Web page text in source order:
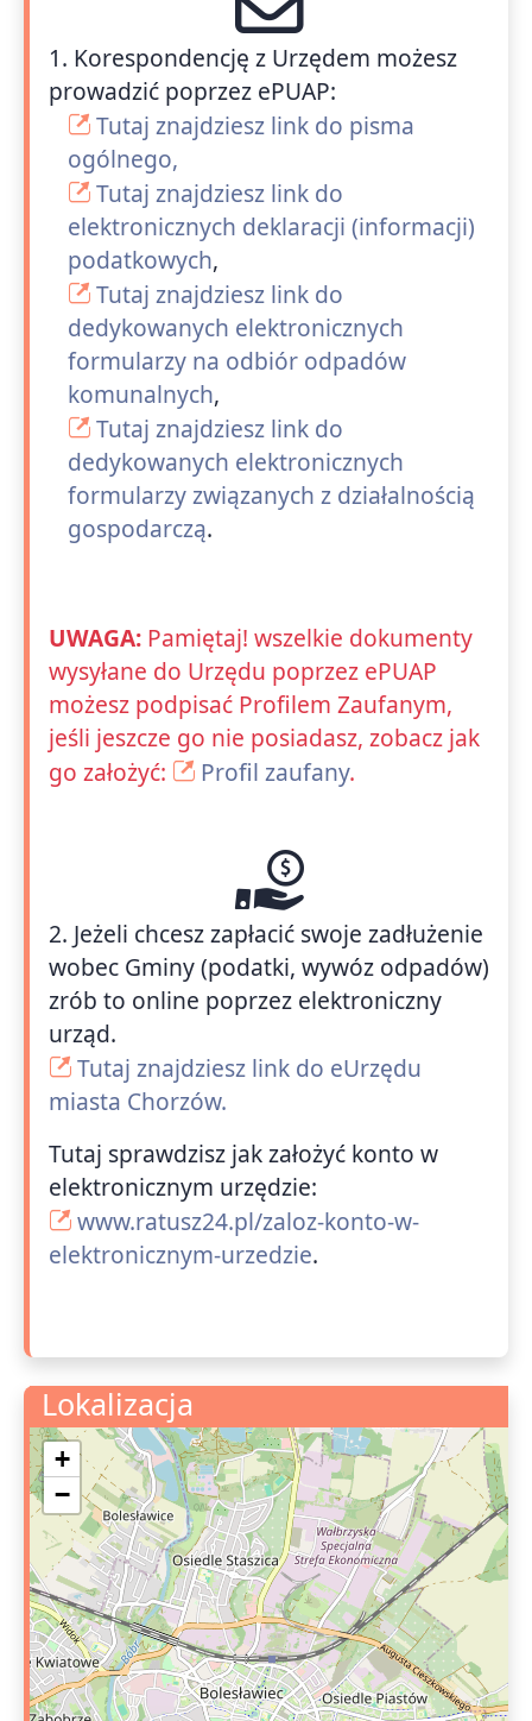
1. Korespondencję z Urzędem możesz
prowadzić poprzez ePUAP:
Tutaj znajdziesz link do pisma
ogólnego,
Tutaj znajdziesz link do
elektronicznych deklaracji (informacji)
podatkowych,
Tutaj znajdziesz link do
dedykowanych elektronicznych
formularzy na odbiór odpadów
komunalnych,
Tutaj znajdziesz link do
dedykowanych elektronicznych
formularzy związanych z działalnością
gospodarczą.
UWAGA: Pamiętaj! wszelkie dokumenty
wysyłane do Urzędu poprzez ePUAP
możesz podpisać Profilem Zaufanym,
jeśli jeszcze go nie posiadasz, zobacz jak
go założyć:
Profil zaufany.
2. Jeżeli chcesz zapłacić swoje zadłużenie
wobec Gminy (podatki, wywóz odpadów)
zrób to online poprzez elektroniczny
urząd.
Tutaj znajdziesz link do eUrzędu
miasta Chorzów.
Tutaj sprawdzisz jak założyć konto w
elektronicznym urzędzie:
www.ratusz24.pl/zaloz-konto-w-
elektronicznym-urzedzie.
Lokalizacja
+
−